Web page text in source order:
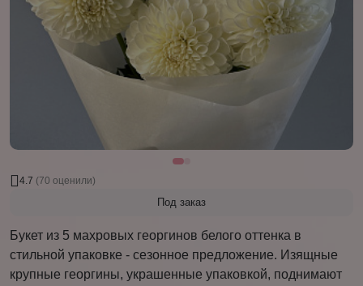
4.7 (70 оценили)
Под заказ
Букет из 5 махровых георгинов белого оттенка в
стильной упаковке - сезонное предложение. Изящные
крупные георгины, украшенные упаковкой, поднимают